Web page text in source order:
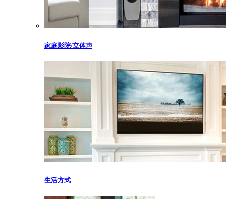
家庭影院/立体声
生活方式